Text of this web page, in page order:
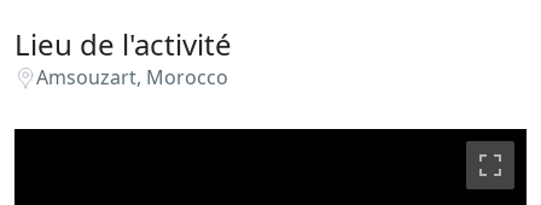
Lieu de l'activité
Amsouzart, Morocco